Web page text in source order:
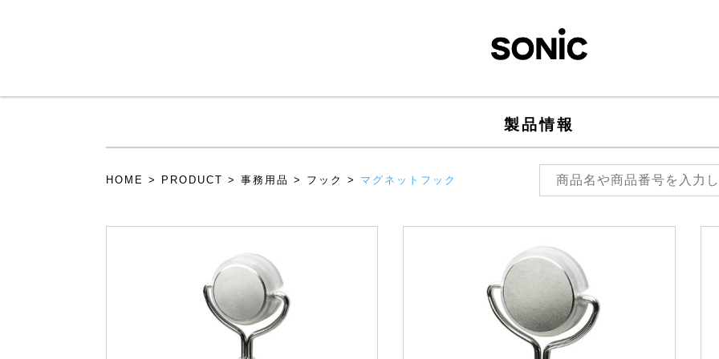
製品情報
HOME > PRODUCT > 事務用品 > フック > マグネットフック